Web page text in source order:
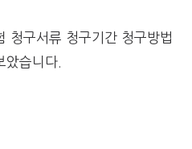
청구서류 청구기간 청구방법
았습니다.